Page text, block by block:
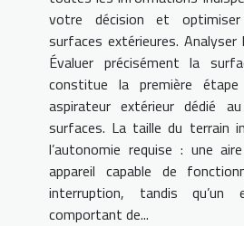
votre décision et
surfaces extérieures.
Évaluer précisément la
constitue la première
aspirateur extérieur dédié
surfaces. La taille du terrain
l’autonomie requise : une
appareil capable de
interruption, tandis qu’un
comportant de...